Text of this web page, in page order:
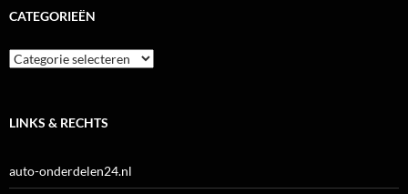
CATEGORIEËN
Categorieën
LINKS & RECHTS
auto-onderdelen24.nl